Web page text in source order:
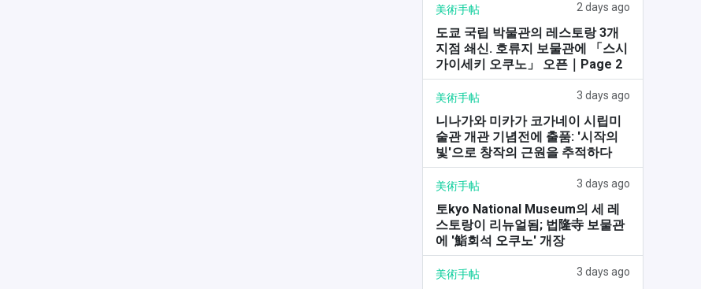
美術手帖 2 days ago
도쿄 국립 박물관의 레스토랑 3개
지점 쇄신. 호류지 보물관에 「스시
가이세키 오쿠노」 오픈｜Page 2
美術手帖 3 days ago
니나가와 미카가 코가네이 시립미
술관 개관 기념전에 출품: '시작의
빛'으로 창작의 근원을 추적하다
美術手帖 3 days ago
토kyo National Museum의 세 레
스토랑이 리뉴얼됨; 법隆寺 보물관
에 '鮨회석 오쿠노' 개장
美術手帖 3 days ago